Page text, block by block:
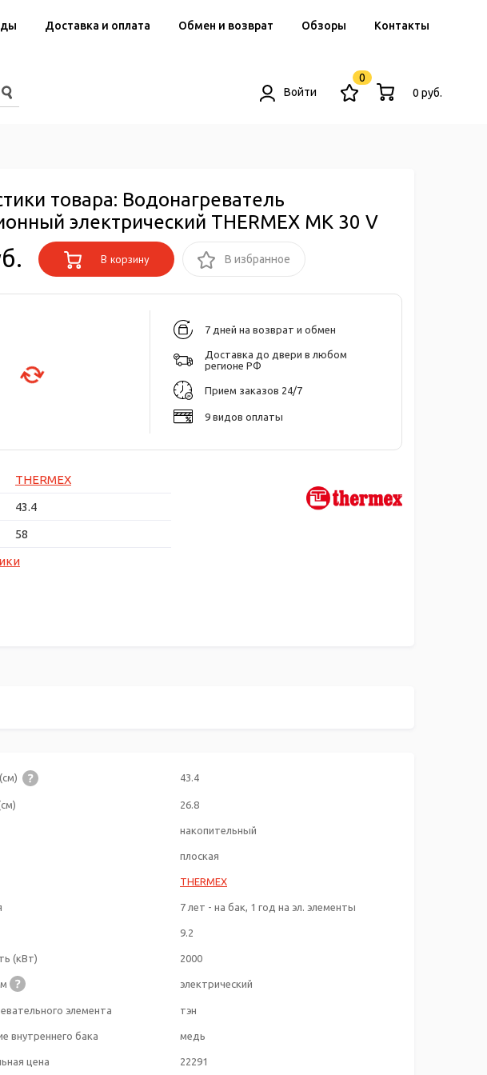
Доставка и оплата Обмен и возврат Обзоры Контакты
Войти
0
0 руб.
товара: Водонагреватель
электрический THERMEX MK 30 V
В корзину В избранное
7 дней на возврат и обмен
Доставка до двери в любом
регионе РФ
Прием заказов 24/7
9 видов оплаты
THERMEX
43.4
58
43.4
26.8
накопительный
плоская
THERMEX
7 лет - на бак, 1 год на эл. элементы
9.2
(кВт) 2000
электрический
элемента тэн
внутреннего бака медь
цена 22291